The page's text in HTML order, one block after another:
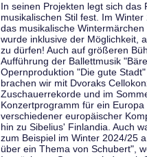
In seinen Projekten legt sich das
musikalischen Stil fest. Im
das musikalische
wurde inklusive der Möglichkeit,
zu dürfen! Auch auf größeren
Aufführung der Ballettmusik
Opernproduktion "Die gute
brachen wir mit Dvoraks
Zuschauerrekorde und im
Konzertprogramm für ein
verschiedener europäischer
hin zu Sibelius' Finlandia. Auch
zum Beispiel im Winter 2024/25
über ein Thema von Schubert",